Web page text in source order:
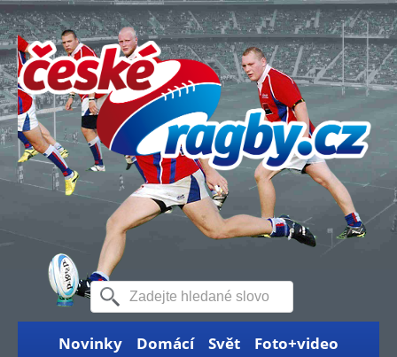
Novinky Domácí Svět Foto+video